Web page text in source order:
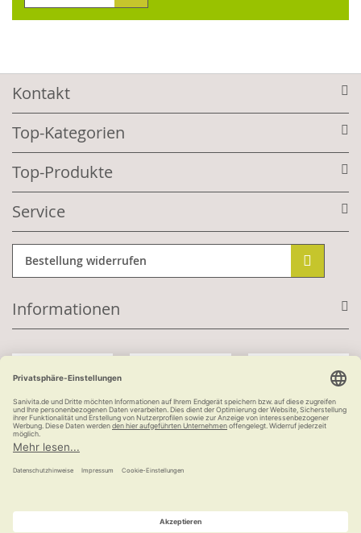
Kontakt
Top-Kategorien
Top-Produkte
Service
Bestellung widerrufen
Informationen
Kauf auf Rechnung
versandkostenfrei